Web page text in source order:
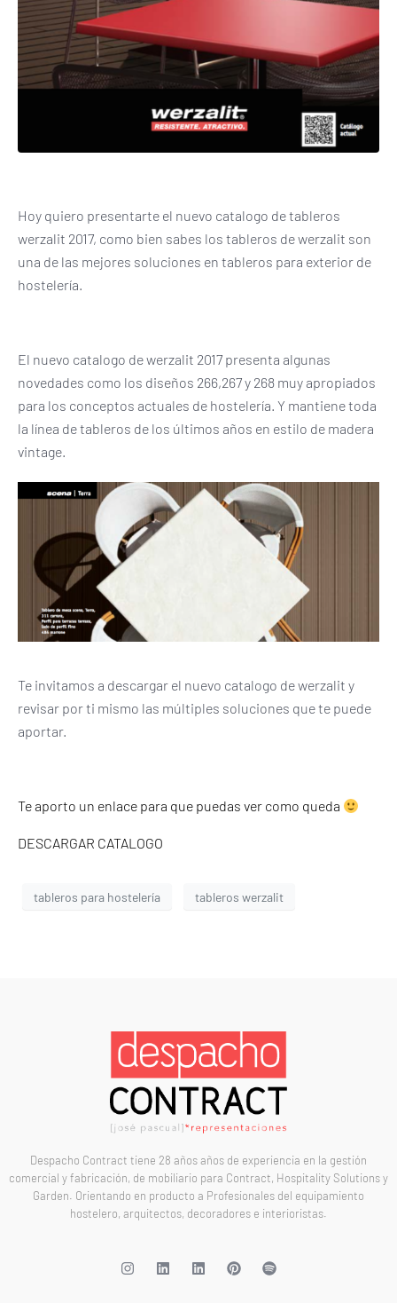
Hoy quiero presentarte el nuevo catalogo de tableros
werzalit 2017, como bien sabes los tableros de werzalit son
una de las mejores soluciones en tableros para exterior de
hostelería.
El nuevo catalogo de werzalit 2017 presenta algunas
novedades como los diseños 266,267 y 268 muy apropiados
para los conceptos actuales de hostelería. Y mantiene toda
la línea de tableros de los últimos años en estilo de madera
vintage.
Te invitamos a descargar el nuevo catalogo de werzalit y
revisar por ti mismo las múltiples soluciones que te puede
aportar.
Te aporto un enlace para que puedas ver como queda
DESCARGAR CATALOGO
tableros para hostelería tableros werzalit
Despacho Contract tiene 28 años años de experiencia en la gestión
comercial y fabricación, de mobiliario para Contract, Hospitality Solutions y
Garden. Orientando en producto a Profesionales del equipamiento
hostelero, arquitectos, decoradores e interioristas.